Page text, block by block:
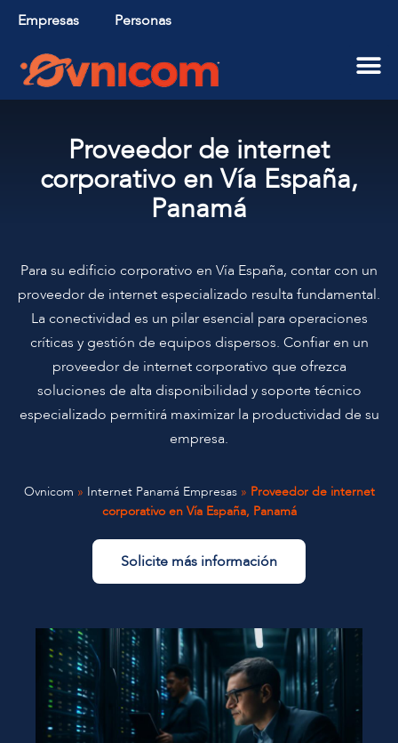
Empresas Personas
Proveedor de internet
corporativo en Vía España,
Panamá
Para su edificio corporativo en Vía España, contar con un
proveedor de internet especializado resulta fundamental.
La conectividad es un pilar esencial para operaciones
críticas y gestión de equipos dispersos. Confiar en un
proveedor de internet corporativo que ofrezca
soluciones de alta disponibilidad y soporte técnico
especializado permitirá maximizar la productividad de su
empresa.
Ovnicom » Internet Panamá Empresas» Proveedor de internet
corporativo en Vía España, Panamá
Solicite más información